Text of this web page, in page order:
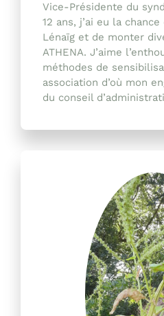
Vice-Présidente du
12 ans, j’ai eu la
Lénaïg et de monter
ATHENA. J’aime
méthodes de
association d’où mon
du conseil